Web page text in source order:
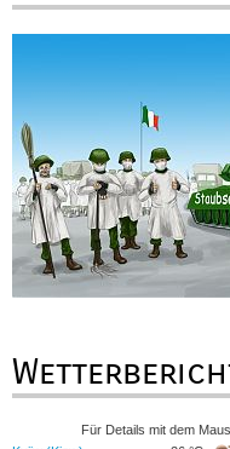
Für Details mit dem